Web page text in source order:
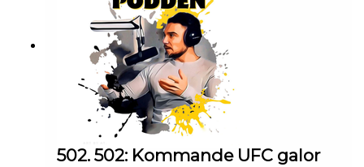
502. 502: Kommande UFC galor